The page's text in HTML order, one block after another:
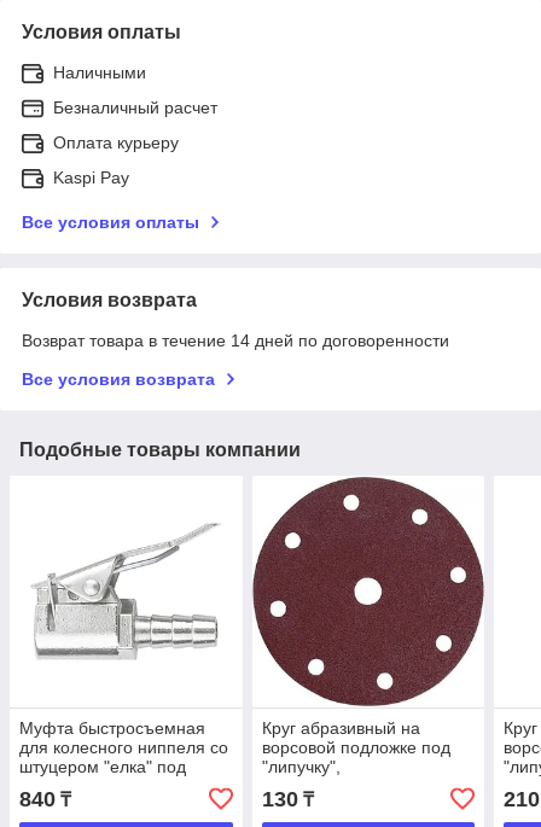
Условия оплаты
Наличными
Безналичный расчет
Оплата курьеру
Kaspi Pay
Все условия оплаты
Условия возврата
Возврат товара в течение 14 дней по договоренности
Все условия возврата
Подобные товары компании
Муфта быстросъемная
для колесного ниппеля со
штуцером "елка" под
шланг 8 мм, STELS
840 ₸
Круг абразивный на
ворсовой подложке под
"липучку",
перфорированный для
ОШМ,125мм, Р80, Matrix
130₸ 210